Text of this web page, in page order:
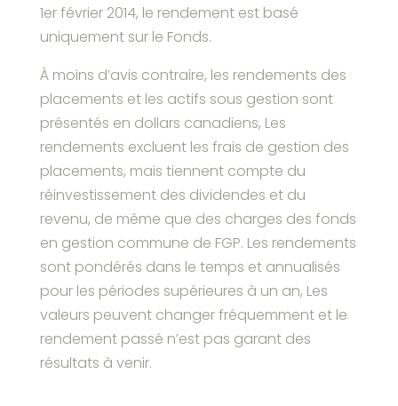
1er février 2014, le rendement est basé
uniquement sur le Fonds.
À moins d’avis contraire, les rendements des
placements et les actifs sous gestion sont
présentés en dollars canadiens, Les
rendements excluent les frais de gestion des
placements, mais tiennent compte du
réinvestissement des dividendes et du
revenu, de même que des charges des fonds
en gestion commune de FGP. Les rendements
sont pondérés dans le temps et annualisés
pour les périodes supérieures à un an, Les
valeurs peuvent changer fréquemment et le
rendement passé n’est pas garant des
résultats à venir.